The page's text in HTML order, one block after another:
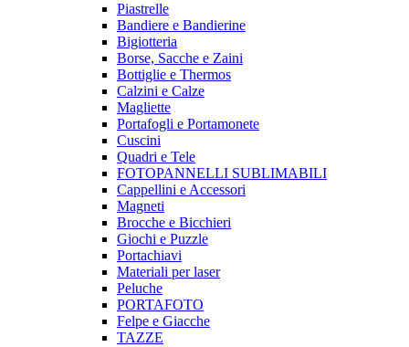
Piastrelle
Bandiere e Bandierine
Bigiotteria
Borse, Sacche e Zaini
Bottiglie e Thermos
Calzini e Calze
Magliette
Portafogli e Portamonete
Cuscini
Quadri e Tele
FOTOPANNELLI SUBLIMABILI
Cappellini e Accessori
Magneti
Brocche e Bicchieri
Giochi e Puzzle
Portachiavi
Materiali per laser
Peluche
PORTAFOTO
Felpe e Giacche
TAZZE